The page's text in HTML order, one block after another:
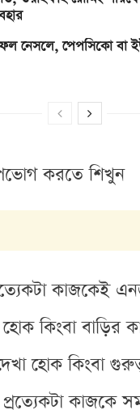
নেসলে, পেপসিকো বা
করতে শিখুন
কাজকেই
কিংবা বাড়ির
হোক কিংবা
কাজকে